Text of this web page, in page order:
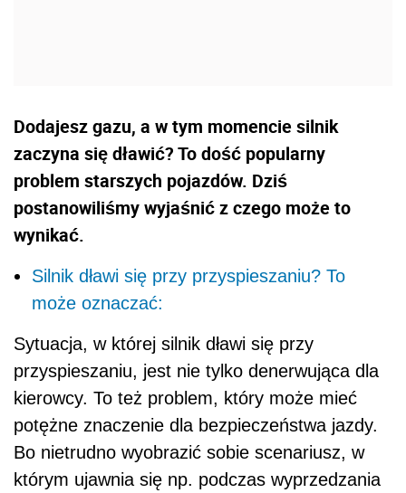
Dodajesz gazu, a w tym momencie silnik
zaczyna się dławić? To dość popularny
problem starszych pojazdów. Dziś
postanowiliśmy wyjaśnić z czego może to
wynikać.
Silnik dławi się przy przyspieszaniu? To
może oznaczać:
Sytuacja, w której silnik dławi się przy
przyspieszaniu, jest nie tylko denerwująca dla
kierowcy. To też problem, który może mieć
potężne znaczenie dla bezpieczeństwa jazdy.
Bo nietrudno wyobrazić sobie scenariusz, w
którym ujawnia się np. podczas wyprzedzania